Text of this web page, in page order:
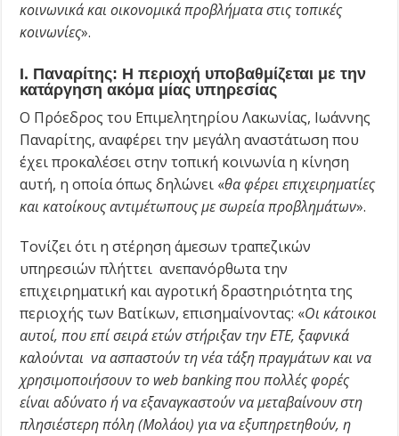
κοινωνικά και οικονομικά προβλήματα στις τοπικές
κοινωνίες».
Ι. Παναρίτης: Η περιοχή υποβαθμίζεται με την
κατάργηση ακόμα μίας υπηρεσίας
Ο Πρόεδρος του Επιμελητηρίου Λακωνίας, Ιωάννης
Παναρίτης, αναφέρει την μεγάλη αναστάτωση που
έχει προκαλέσει στην τοπική κοινωνία η κίνηση
αυτή, η οποία όπως δηλώνει «θα φέρει επιχειρηματίες
και κατοίκους αντιμέτωπους με σωρεία προβλημάτων».
Τονίζει ότι η στέρηση άμεσων τραπεζικών
υπηρεσιών πλήττει ανεπανόρθωτα την
επιχειρηματική και αγροτική δραστηριότητα της
περιοχής των Βατίκων, επισημαίνοντας: «Οι κάτοικοι
αυτοί, που επί σειρά ετών στήριξαν την ΕΤΕ, ξαφνικά
καλούνται να ασπαστούν τη νέα τάξη πραγμάτων και να
χρησιμοποιήσουν το web banking που πολλές φορές
είναι αδύνατο ή να εξαναγκαστούν να μεταβαίνουν στη
πλησιέστερη πόλη (Μολάοι) για να εξυπηρετηθούν, η